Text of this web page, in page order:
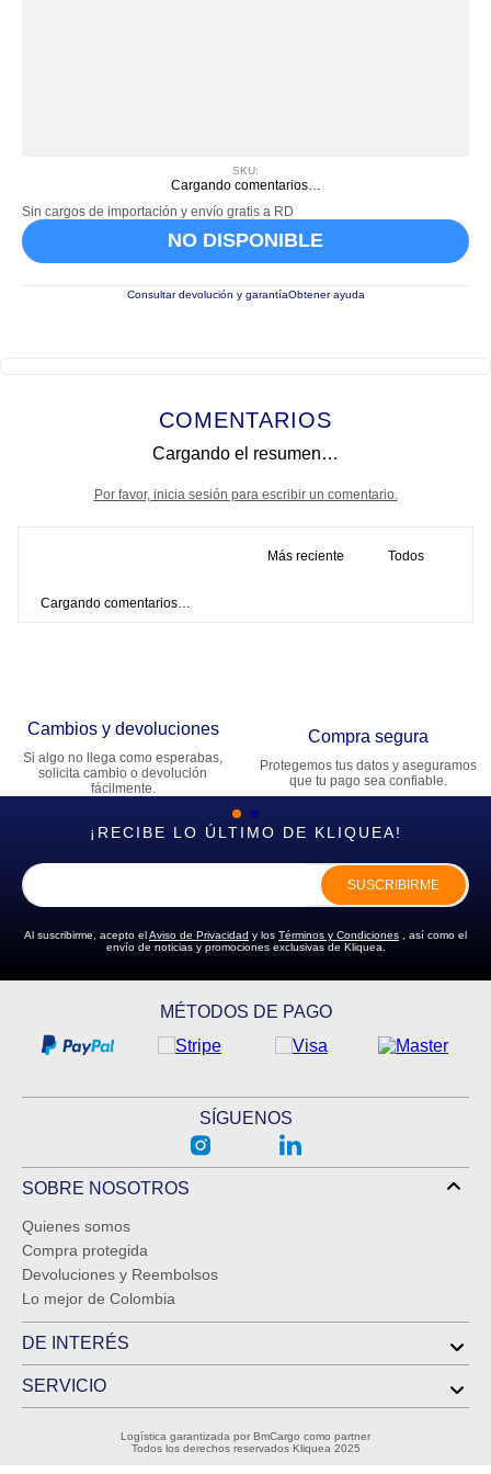
SKU:
Cargando comentarios…
Sin cargos de importación y envío gratis a RD
NO DISPONIBLE
Consultar devolución y garantíaObtener ayuda
COMENTARIOS
Cargando el resumen…
Por favor, inicia sesión para escribir un comentario.
Más reciente Todos
Cargando comentarios…
Cambios y devoluciones
Si algo no llega como esperabas,
solicita cambio o devolución
fácilmente.
Compra segura
Protegemos tus datos y aseguramos
que tu pago sea confiable.
¡RECIBE LO ÚLTIMO DE KLIQUEA!
SUSCRIBIRME
Al suscribirme, acepto elAviso de Privacidad y los Términos y Condiciones , así como el
envío de noticias y promociones exclusivas de Kliquea.
MÉTODOS DE PAGO
SÍGUENOS
SOBRE NOSOTROS
Quienes somos
Compra protegida
Devoluciones y Reembolsos
Lo mejor de Colombia
DE INTERÉS
SERVICIO
Logística garantizada por BmCargo como partner
Todos los derechos reservados Kliquea 2025